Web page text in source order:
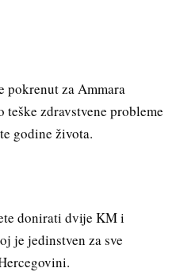
pokrenut za Ammara
zdravstvene probleme
godine života.
donirati dvije KM i
je jedinstven za sve